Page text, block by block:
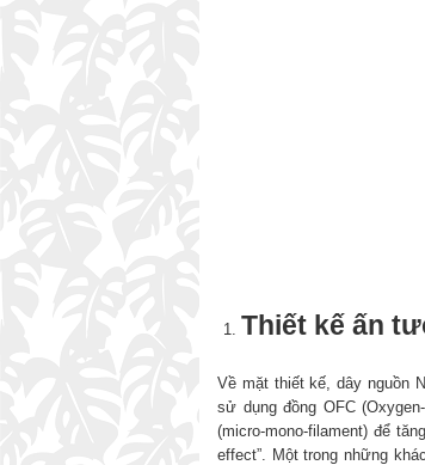
Thiết kế ấn
Về mặt thiết kế, dây nguồn
sử dụng đồng OFC
(micro-mono-filament) để
effect”. Một trong những